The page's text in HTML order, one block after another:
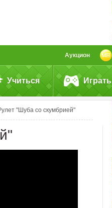
Аукцион
Учиться Играть
"Шуба со скумбрией"